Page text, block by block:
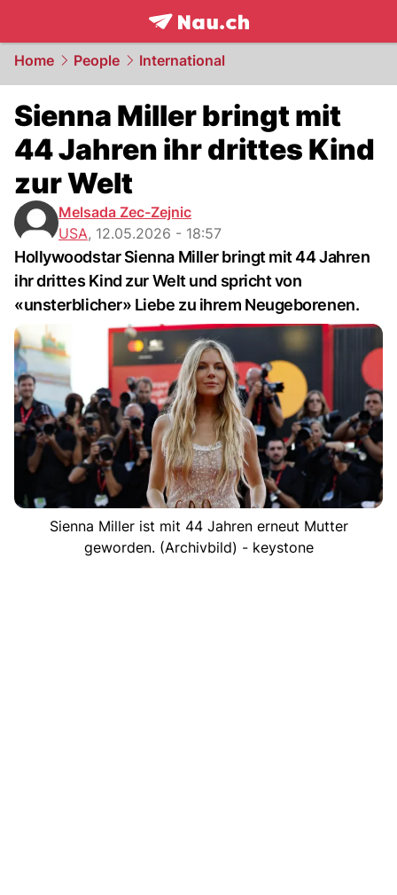
frontpage.NAU.ch
Home People International
Sienna Miller bringt mit
44 Jahren ihr drittes Kind
zur Welt
Melsada Zec-Zejnic
USA, 12.05.2026 - 18:57
Hollywoodstar Sienna Miller bringt mit 44 Jahren
ihr drittes Kind zur Welt und spricht von
«unsterblicher» Liebe zu ihrem Neugeborenen.
Sienna Miller ist mit 44 Jahren erneut Mutter
geworden. (Archivbild) - keystone